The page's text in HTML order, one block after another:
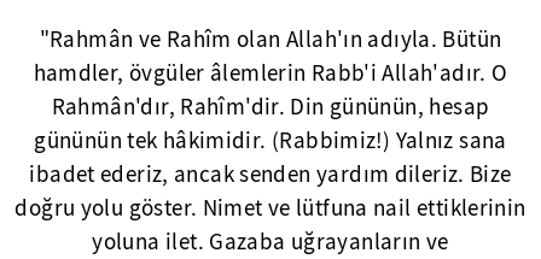
"Rahmân ve Rahîm olan Allah'ın adıyla. Bütün
hamdler, övgüler âlemlerin Rabb'i Allah'adır. O
Rahmân'dır, Rahîm'dir. Din gününün, hesap
gününün tek hâkimidir. (Rabbimiz!) Yalnız sana
ibadet ederiz, ancak senden yardım dileriz. Bize
doğru yolu göster. Nimet ve lütfuna nail ettiklerinin
yoluna ilet. Gazaba uğrayanların ve